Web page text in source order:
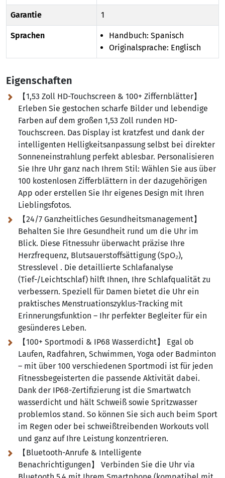
Garantie 1
Sprachen
Handbuch: Spanisch
Originalsprache: Englisch
Eigenschaften
【1,53 Zoll HD-Touchscreen & 100+ Ziffernblätter】
Erleben Sie gestochen scharfe Bilder und lebendige
Farben auf dem großen 1,53 Zoll runden HD-
Touchscreen. Das Display ist kratzfest und dank der
intelligenten Helligkeitsanpassung selbst bei direkter
Sonneneinstrahlung perfekt ablesbar. Personalisieren
Sie Ihre Uhr ganz nach Ihrem Stil: Wählen Sie aus über
100 kostenlosen Zifferblättern in der dazugehörigen
App oder erstellen Sie Ihr eigenes Design mit Ihren
Lieblingsfotos.
【24/7 Ganzheitliches Gesundheitsmanagement】
Behalten Sie Ihre Gesundheit rund um die Uhr im
Blick. Diese Fitnessuhr überwacht präzise Ihre
Herzfrequenz, Blutsauerstoffsättigung (SpO₂),
Stresslevel . Die detaillierte Schlafanalyse
(Tief-/Leichtschlaf) hilft Ihnen, Ihre Schlafqualität zu
verbessern. Speziell für Damen bietet die Uhr ein
praktisches Menstruationszyklus-Tracking mit
Erinnerungsfunktion – Ihr perfekter Begleiter für ein
gesünderes Leben.
【100+ Sportmodi & IP68 Wasserdicht】 Egal ob
Laufen, Radfahren, Schwimmen, Yoga oder Badminton
– mit über 100 verschiedenen Sportmodi ist für jeden
Fitnessbegeisterten die passende Aktivität dabei.
Dank der IP68-Zertifizierung ist die Smartwatch
wasserdicht und hält Schweiß sowie Spritzwasser
problemlos stand. So können Sie sich auch beim Sport
im Regen oder bei schweißtreibenden Workouts voll
und ganz auf Ihre Leistung konzentrieren.
【Bluetooth-Anrufe & Intelligente
Benachrichtigungen】 Verbinden Sie die Uhr via